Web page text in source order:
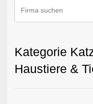
Kategorie
Haustiere &